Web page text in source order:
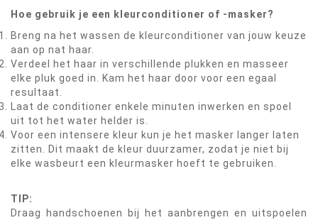
Hoe gebruik je een kleurconditioner of -masker?
Breng na het wassen de kleurconditioner van jouw keuze
aan op nat haar.
Verdeel het haar in verschillende plukken en masseer
elke pluk goed in. Kam het haar door voor een egaal
resultaat.
Laat de conditioner enkele minuten inwerken en spoel
uit tot het water helder is.
Voor een intensere kleur kun je het masker langer laten
zitten. Dit maakt de kleur duurzamer, zodat je niet bij
elke wasbeurt een kleurmasker hoeft te gebruiken.
TIP:
Draag handschoenen bij het aanbrengen en uitspoelen